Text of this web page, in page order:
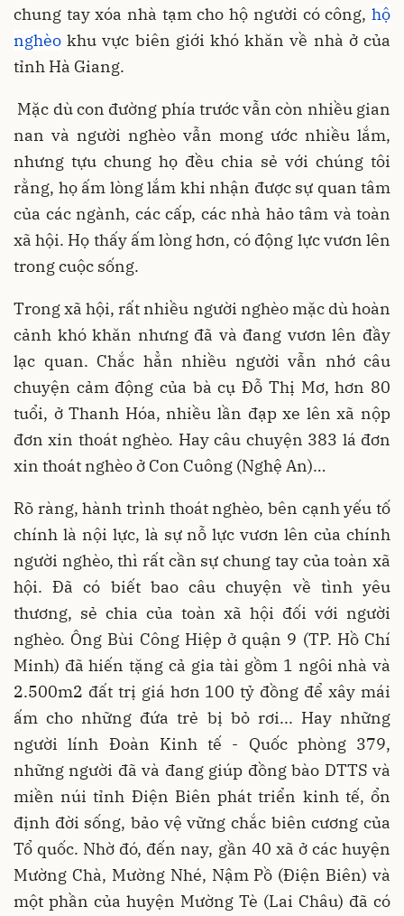
chung tay xóa nhà tạm cho hộ người có công, hộ
nghèo khu vực biên giới khó khăn về nhà ở của
tỉnh Hà Giang.
Mặc dù con đường phía trước vẫn còn nhiều gian
nan và người nghèo vẫn mong ước nhiều lắm,
nhưng tựu chung họ đều chia sẻ với chúng tôi
rằng, họ ấm lòng lắm khi nhận được sự quan tâm
của các ngành, các cấp, các nhà hảo tâm và toàn
xã hội. Họ thấy ấm lòng hơn, có động lực vươn lên
trong cuộc sống.
Trong xã hội, rất nhiều người nghèo mặc dù hoàn
cảnh khó khăn nhưng đã và đang vươn lên đầy
lạc quan. Chắc hẳn nhiều người vẫn nhớ câu
chuyện cảm động của bà cụ Đỗ Thị Mơ, hơn 80
tuổi, ở Thanh Hóa, nhiều lần đạp xe lên xã nộp
đơn xin thoát nghèo. Hay câu chuyện 383 lá đơn
xin thoát nghèo ở Con Cuông (Nghệ An)…
Rõ ràng, hành trình thoát nghèo, bên cạnh yếu tố
chính là nội lực, là sự nỗ lực vươn lên của chính
người nghèo, thì rất cần sự chung tay của toàn xã
hội. Đã có biết bao câu chuyện về tình yêu
thương, sẻ chia của toàn xã hội đối với người
nghèo. Ông Bùi Công Hiệp ở quận 9 (TP. Hồ Chí
Minh) đã hiến tặng cả gia tài gồm 1 ngôi nhà và
2.500m2 đất trị giá hơn 100 tỷ đồng để xây mái
ấm cho những đứa trẻ bị bỏ rơi... Hay những
người lính Đoàn Kinh tế - Quốc phòng 379,
những người đã và đang giúp đồng bào DTTS và
miền núi tỉnh Điện Biên phát triển kinh tế, ổn
định đời sống, bảo vệ vững chắc biên cương của
Tổ quốc. Nhờ đó, đến nay, gần 40 xã ở các huyện
Mường Chà, Mường Nhé, Nậm Pồ (Điện Biên) và
một phần của huyện Mường Tè (Lai Châu) đã có